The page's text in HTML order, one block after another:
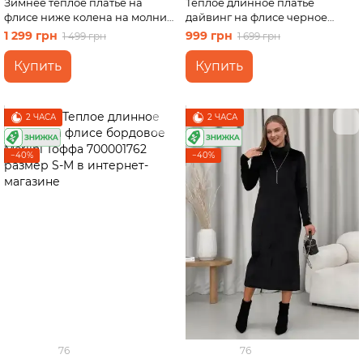
флисе ниже колена на молнии
бежевый Merlini Антони
700001046, размер 42-44 (S-M)
1 299 грн 1 499 грн
Купить
дайвинг на флисе черное
Merlini Монте 700001121,
размер 42-44
999 грн 1 699 грн
Купить
2 ЧАСА
−40%
76
2 ЧАСА
−40%
76